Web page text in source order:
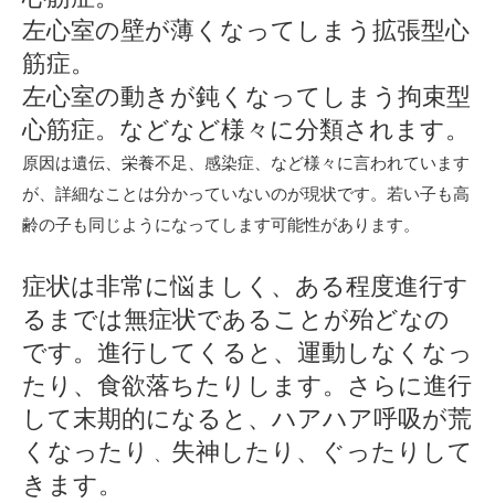
左心室の壁が薄くなってしまう拡張型心
筋症。
左心室の動きが鈍くなってしまう拘束型
心筋症。などなど様々に分類されます。
原因は遺伝、栄養不足、感染症、など様々に言われています
が、詳細なことは分かっていないのが現状です。若い子も高
齢の子も同じようになってします可能性があります。
症状は非常に悩ましく、ある程度進行す
るまでは無症状であることが殆どなの
です。進行してくると、運動しなくなっ
たり、食欲落ちたりします。さらに進行
して末期的になると、ハアハア呼吸が荒
くなったり
失神したり、ぐったりして
きます。